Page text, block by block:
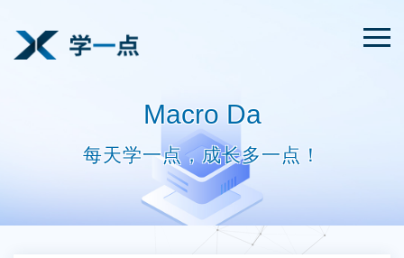
Macro Da
每天学一点，成长多一点！